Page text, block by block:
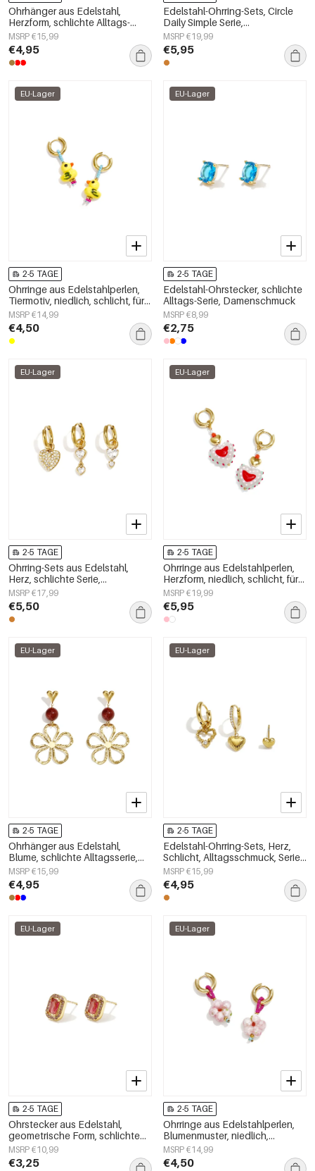
Ohrhänger aus Edelstahl,
Herzform, schlichte Alltags-
Serie, Damenschmuck
MSRP €15,99
€4,95
Edelstahl-Ohrring-Sets, Circle
Daily Simple Serie,
Damenschmuck
MSRP €19,99
€5,95
EU-Lager
2-5 TAGE
Ohrringe aus Edelstahlperlen,
Tiermotiv, niedlich, schlicht, für
den Alltag, Damenschmuck
MSRP €14,99
€4,50
EU-Lager
2-5 TAGE
Edelstahl-Ohrstecker, schlichte
Alltags-Serie, Damenschmuck
MSRP €8,99
€2,75
EU-Lager
2-5 TAGE
Ohrring-Sets aus Edelstahl,
Herz, schlichte Serie,
Damenschmuck
MSRP €17,99
€5,50
EU-Lager
2-5 TAGE
Ohrringe aus Edelstahlperlen,
Herzform, niedlich, schlicht, für
jeden Tag, Damenschmuck
MSRP €19,99
€5,95
EU-Lager
2-5 TAGE
Ohrhänger aus Edelstahl,
Blume, schlichte Alltagsserie,
Damenschmuck
MSRP €15,99
€4,95
EU-Lager
2-5 TAGE
Edelstahl-Ohrring-Sets, Herz,
Schlicht, Alltagsschmuck, Serie,
Damenschmuck
MSRP €15,99
€4,95
EU-Lager
2-5 TAGE
Ohrstecker aus Edelstahl,
geometrische Form, schlichte
Alltags-Serie, Damenschmuck
MSRP €10,99
€3,25
EU-Lager
2-5 TAGE
Ohrringe aus Edelstahlperlen,
Blumenmuster, niedlich,
schlicht, Damenschmuck
MSRP €14,99
€4,50